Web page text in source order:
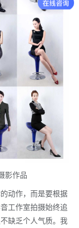
影作品
动作，而是要根据
工作室拍摄始终追
缺乏个人气质。我